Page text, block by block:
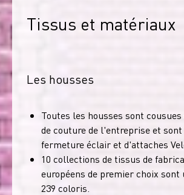
Tissus et matériaux
Les housses
Toutes les housses sont
de couture de l'entreprise et
fermeture éclair et d'attaches
10 collections de tissus de
européens de premier choix sont
239 coloris.